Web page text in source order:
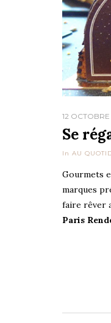
12
Se
In AU
Gourmets
marques
faire rêver
Paris